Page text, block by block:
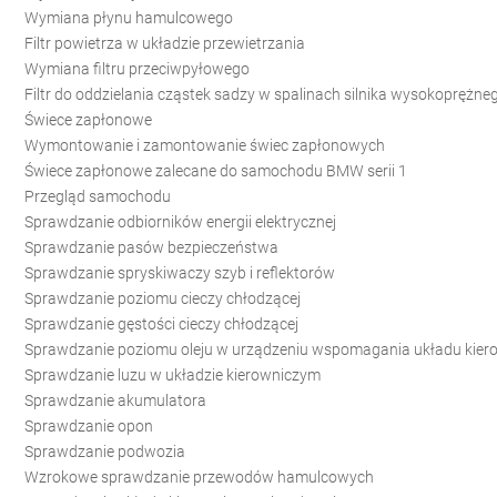
Wymiana płynu hamulcowego
Filtr powietrza w układzie przewietrzania
Wymiana filtru przeciwpyłowego
Filtr do oddzielania cząstek sadzy w spalinach silnika
Świece zapłonowe
Wymontowanie i zamontowanie świec zapłonowych
Świece zapłonowe zalecane do samochodu BMW serii 1
Przegląd samochodu
Sprawdzanie odbiorników energii elektrycznej
Sprawdzanie pasów bezpieczeństwa
Sprawdzanie spryskiwaczy szyb i reflektorów
Sprawdzanie poziomu cieczy chłodzącej
Sprawdzanie gęstości cieczy chłodzącej
Sprawdzanie poziomu oleju w urządzeniu wspomagania układu
Sprawdzanie luzu w układzie kierowniczym
Sprawdzanie akumulatora
Sprawdzanie opon
Sprawdzanie podwozia
Wzrokowe sprawdzanie przewodów hamulcowych